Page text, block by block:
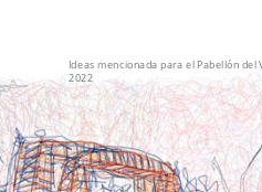
Ideas mencionada para el Pabellón del
2022